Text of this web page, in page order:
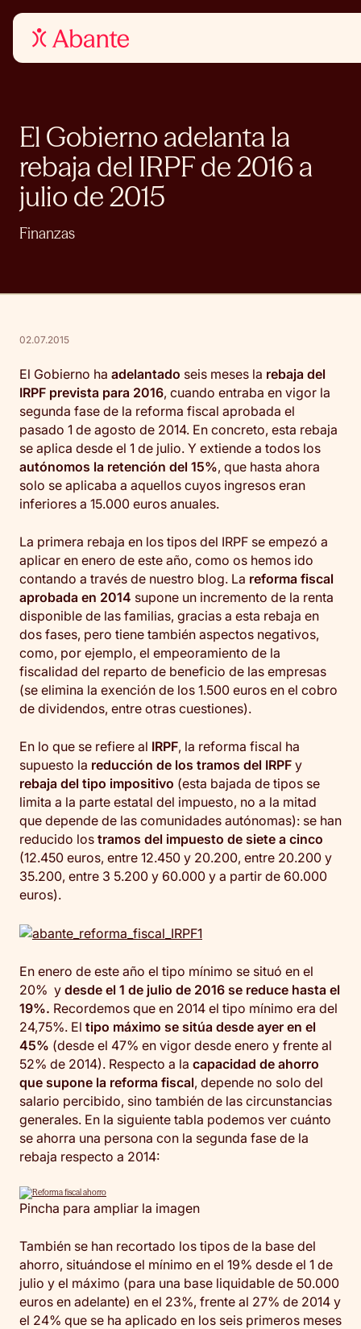
El Gobierno adelanta la
rebaja del IRPF de 2016 a
julio de 2015
Finanzas
02.07.2015
El Gobierno ha adelantado seis meses la rebaja del
IRPF prevista para 2016, cuando entraba en vigor la
segunda fase de la reforma fiscal aprobada el
pasado 1 de agosto de 2014. En concreto, esta rebaja
se aplica desde el 1 de julio. Y extiende a todos los
autónomos la retención del 15%, que hasta ahora
solo se aplicaba a aquellos cuyos ingresos eran
inferiores a 15.000 euros anuales.
La primera rebaja en los tipos del IRPF se empezó a
aplicar en enero de este año, como os hemos ido
contando a través de nuestro blog. La reforma fiscal
aprobada en 2014 supone un incremento de la renta
disponible de las familias, gracias a esta rebaja en
dos fases, pero tiene también aspectos negativos,
como, por ejemplo, el empeoramiento de la
fiscalidad del reparto de beneficio de las empresas
(se elimina la exención de los 1.500 euros en el cobro
de dividendos, entre otras cuestiones).
En lo que se refiere al IRPF, la reforma fiscal ha
supuesto la reducción de los tramos del IRPF y
rebaja del tipo impositivo (esta bajada de tipos se
limita a la parte estatal del impuesto, no a la mitad
que depende de las comunidades autónomas): se han
reducido los tramos del impuesto de siete a cinco
(12.450 euros, entre 12.450 y 20.200, entre 20.200 y
35.200, entre 3 5.200 y 60.000 y a partir de 60.000
euros).
En enero de este año el tipo mínimo se situó en el
20% y desde el 1 de julio de 2016 se reduce hasta el
19%. Recordemos que en 2014 el tipo mínimo era del
24,75%. El tipo máximo se sitúa desde ayer en el
45% (desde el 47% en vigor desde enero y frente al
52% de 2014). Respecto a la capacidad de ahorro
que supone la reforma fiscal, depende no solo del
salario percibido, sino también de las circunstancias
generales. En la siguiente tabla podemos ver cuánto
se ahorra una persona con la segunda fase de la
rebaja respecto a 2014:
Pincha para ampliar la imagen
También se han recortado los tipos de la base del
ahorro, situándose el mínimo en el 19% desde el 1 de
julio y el máximo (para una base liquidable de 50.000
euros en adelante) en el 23%, frente al 27% de 2014 y
el 24% que se ha aplicado en los seis primeros meses